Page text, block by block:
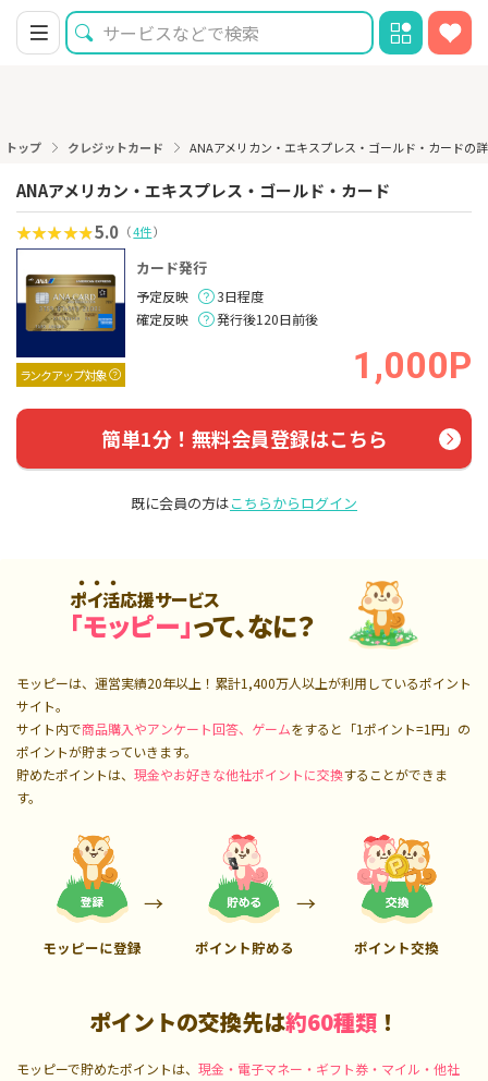
トップ クレジットカード ANAアメリカン・エキスプレス・ゴールド・カードの
ANAアメリカン・エキスプレス・ゴールド・カード
5.0 （4件）
ランクアップ対象
カード発行
予定反映
3日程度
確定反映
発行後120日前後
1,000P
簡単1分！無料会員登録はこちら
既に会員の方はこちらからログイン
ポイ活応援サービス
「モッピー」って、なに？
モッピーは、運営実績20年以上！累計1,400万人以上が利用しているポイント
サイト。
サイト内で商品購入やアンケート回答、ゲームをすると「1ポイント=1円」の
ポイントが貯まっていきます。
貯めたポイントは、 現金やお好きな他社ポイントに交換することができま
す。
モッピーに登録 ポイント貯める ポイント交換
ポイントの交換先は約60種類 ！
モッピーで貯めたポイントは、 現金・電子マネー・ギフト券・マイル・他社